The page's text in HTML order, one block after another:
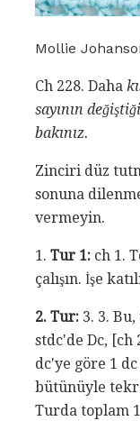
Mollie
Ch 228. Daha
sayının
bakınız.
Zinciri düz
sonuna
vermeyin.
1. Tur 1: ch 1.
çalışın. İşe
2. Tur: 3. 3.
stdc'de Dc, [ch
dc'ye göre 1
bütünüyle
Turda toplam